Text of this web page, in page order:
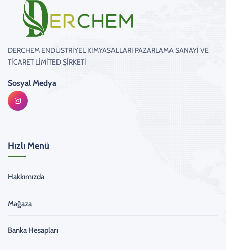
DERCHEM ENDÜSTRİYEL KİMYASALLARI PAZARLAMA SANAYİ VE
TİCARET LİMİTED ŞİRKETİ
Sosyal Medya
Hızlı Menü
Hakkımızda
Mağaza
Banka Hesapları